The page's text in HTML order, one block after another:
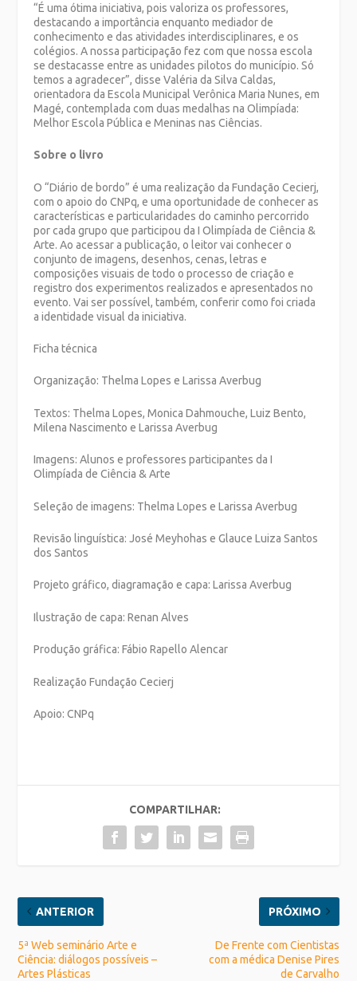
“É uma ótima iniciativa, pois valoriza os professores,
destacando a importância enquanto mediador de
conhecimento e das atividades interdisciplinares, e os
colégios. A nossa participação fez com que nossa escola
se destacasse entre as unidades pilotos do município. Só
temos a agradecer”, disse Valéria da Silva Caldas,
orientadora da Escola Municipal Verônica Maria Nunes, em
Magé, contemplada com duas medalhas na Olimpíada:
Melhor Escola Pública e Meninas nas Ciências.
Sobre o livro
O “Diário de bordo” é uma realização da Fundação Cecierj,
com o apoio do CNPq, e uma oportunidade de conhecer as
características e particularidades do caminho percorrido
por cada grupo que participou da I Olimpíada de Ciência &
Arte. Ao acessar a publicação, o leitor vai conhecer o
conjunto de imagens, desenhos, cenas, letras e
composições visuais de todo o processo de criação e
registro dos experimentos realizados e apresentados no
evento. Vai ser possível, também, conferir como foi criada
a identidade visual da iniciativa.
Ficha técnica
Organização: Thelma Lopes e Larissa Averbug
Textos: Thelma Lopes, Monica Dahmouche, Luiz Bento,
Milena Nascimento e Larissa Averbug
Imagens: Alunos e professores participantes da I
Olimpíada de Ciência & Arte
Seleção de imagens: Thelma Lopes e Larissa Averbug
Revisão linguística: José Meyhohas e Glauce Luiza Santos
dos Santos
Projeto gráfico, diagramação e capa: Larissa Averbug
Ilustração de capa: Renan Alves
Produção gráfica: Fábio Rapello Alencar
Realização Fundação Cecierj
Apoio: CNPq
COMPARTILHAR:
ANTERIOR
5ª Web seminário Arte e
Ciência: diálogos possíveis –
Artes Plásticas
PRÓXIMO
De Frente com Cientistas
com a médica Denise Pires
de Carvalho